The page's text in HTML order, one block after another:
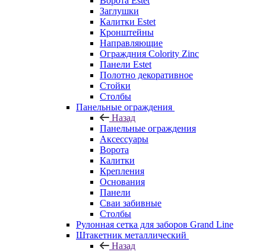
Заглушки
Калитки Estet
Кронштейны
Направляющие
Ограждния Colority Zinc
Панели Estet
Полотно декоративное
Стойки
Столбы
Панельные ограждения
Назад
Панельные ограждения
Аксессуары
Ворота
Калитки
Крепления
Основания
Панели
Сваи забивные
Столбы
Рулонная сетка для заборов Grand Line
Штакетник металлический
Назад